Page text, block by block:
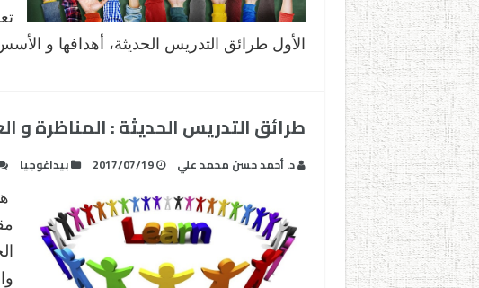
الأول طرائق التدريس الحديثة، أهدافها و
طرائق التدريس الحديثة : المناظرة و
د. أحمد حسن محمد علي 2017/07/19 بيداغوجيا